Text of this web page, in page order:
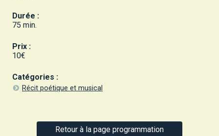
Durée :
75 min.
Prix :
10€
Catégories :
Récit poétique et musical
Retour à la page programmation